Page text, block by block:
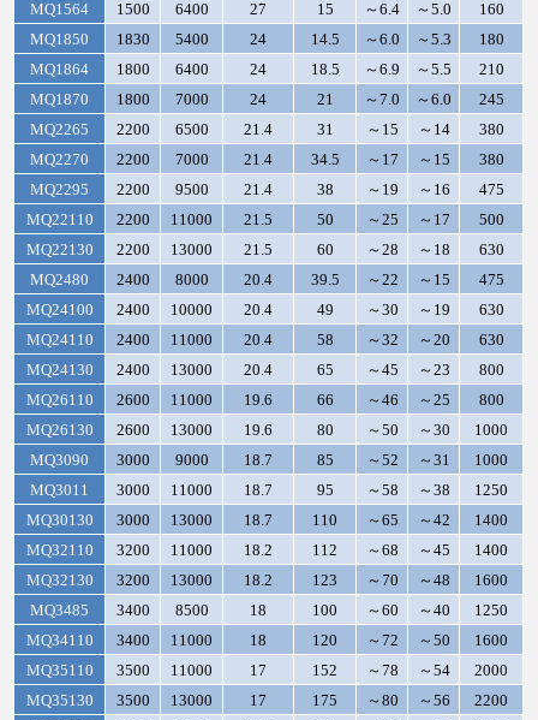
MQ1564
1500 6400 27 15 ～6.4 ～5.0
160
MQ1850
1830 5400 24 14.5 ～6.0 ～5.3
180
MQ1864
1800 6400 24 18.5 ～6.9 ～5.5
210
MQ1870
1800 7000 24 21 ～7.0 ～6.0
245
MQ2265
2200 6500 21.4 31 ～15 ～14
380
MQ2270
2200 7000 21.4 34.5 ～17 ～15
380
MQ2295
2200 9500 21.4 38 ～19 ～16
475
MQ22110
2200 11000 21.5 50 ～25 ～17
500
MQ22130
2200 13000 21.5 60 ～28 ～18
630
MQ2480
2400 8000 20.4 39.5 ～22 ～15
475
MQ24100
2400 10000 20.4 49 ～30 ～19
630
MQ24110
2400 11000 20.4 58 ～32 ～20
630
MQ24130
2400 13000 20.4 65 ～45 ～23
800
MQ26110
2600 11000 19.6 66 ～46 ～25
800
MQ26130
2600 13000 19.6 80 ～50 ～30
1000
MQ3090
3000 9000 18.7 85 ～52 ～31
1000
MQ3011
3000 11000 18.7 95 ～58 ～38
1250
MQ30130
3000 13000 18.7 110 ～65 ～42
1400
MQ32110
3200 11000 18.2 112 ～68 ～45
1400
MQ32130
3200 13000 18.2 123 ～70 ～48
1600
MQ3485
3400 8500 18 100 ～60 ～40
1250
MQ34110
3400 11000 18 120 ～72 ～50
1600
MQ35110
3500 11000 17 152 ～78 ～54
2000
MQ35130
3500 13000 17 175 ～80 ～56
2200